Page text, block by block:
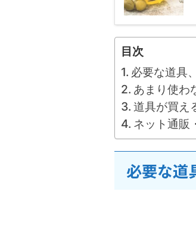
目次
必要な道具
あまり使わ
道具が買え
ネット通販
必要な道